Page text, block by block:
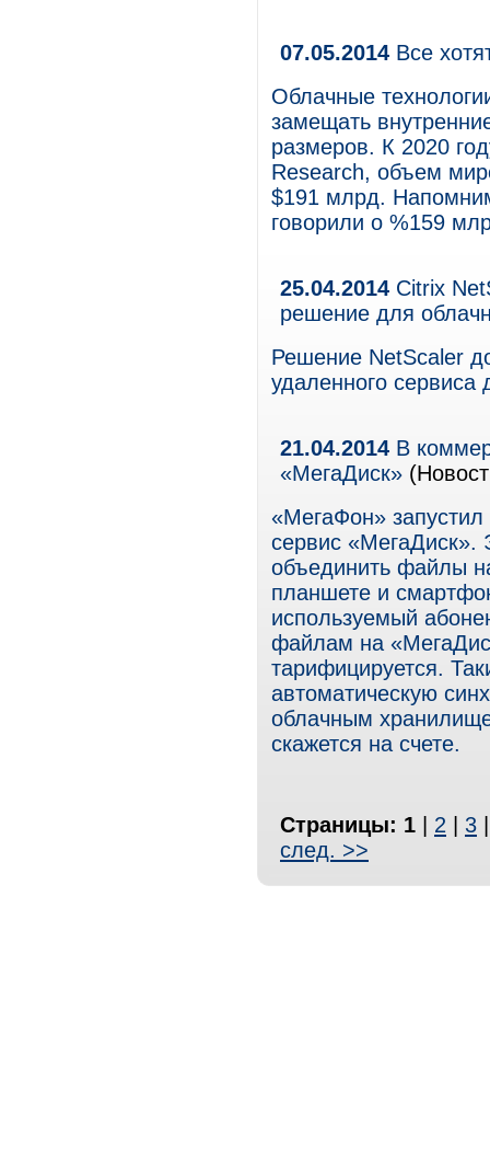
07.05.2014 Все
Облачные
замещать
размеров. К 2020
Research, объем
$191 млрд.
говорили о %159
25.04.2014 Citrix
решение для
Решение NetScaler
удаленного сервиса
21.04.2014 В
«МегаДиск»
«МегаФон»
сервис «МегаДиск».
объединить файлы
планшете и
используемый
файлам на
тарифицируется.
автоматическую
облачным
скажется на счете.
Страницы: 1 2 3
след. >>